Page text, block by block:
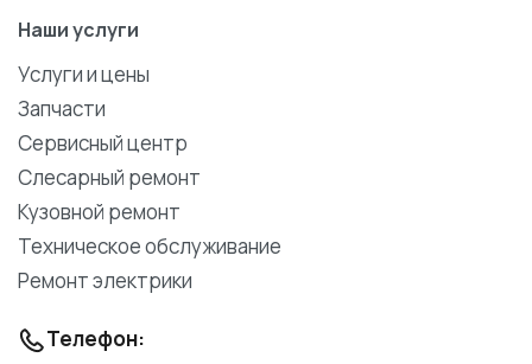
Наши услуги
Услуги и цены
Запчасти
Сервисный центр
Слесарный ремонт
Кузовной ремонт
Техническое обслуживание
Ремонт электрики
Телефон: